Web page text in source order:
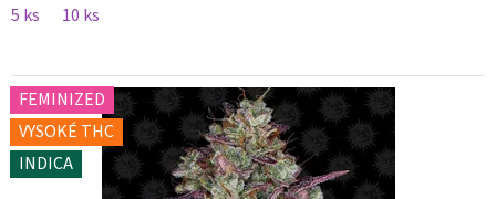
5 ks
10 ks
FEMINIZED
VYSOKÉ THC
INDICA